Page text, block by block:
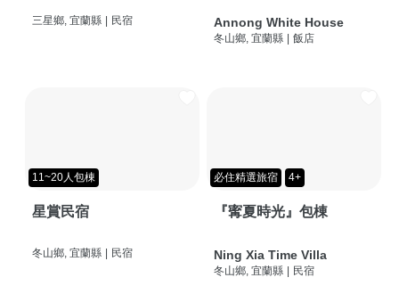
三星鄉, 宜蘭縣 | 民宿 Annong White House
冬山鄉, 宜蘭縣 | 飯店
11~20人包棟
星賞民宿
冬山鄉, 宜蘭縣 民宿
必住精選旅宿 4+
『寗夏時光』包棟
Ning Xia Time Villa
冬山鄉, 宜蘭縣 民宿